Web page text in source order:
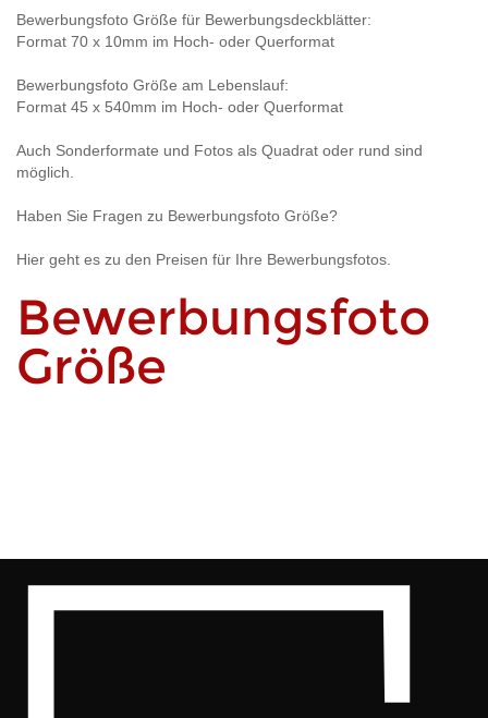
Bewerbungsfoto Größe für Bewerbungsdeckblätter:
Format 70 x 10mm im Hoch- oder Querformat
Bewerbungsfoto Größe am Lebenslauf:
Format 45 x 540mm im Hoch- oder Querformat
Auch Sonderformate und Fotos als Quadrat oder rund sind
möglich.
Haben Sie Fragen zu Bewerbungsfoto Größe?
Hier geht es zu den Preisen für Ihre Bewerbungsfotos.
Bewerbungsfoto
Größe